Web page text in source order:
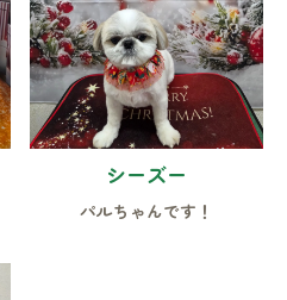
シーズー
パルちゃんです！